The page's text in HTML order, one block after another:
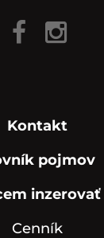
Kontakt
pojmov
inzerovať
Cenník